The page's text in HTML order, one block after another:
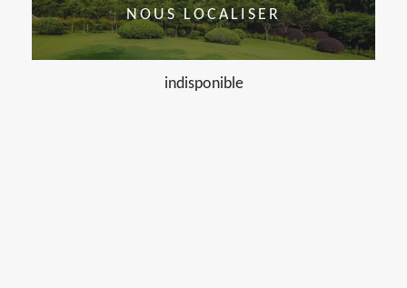
NOUS LOCALISER
indisponible